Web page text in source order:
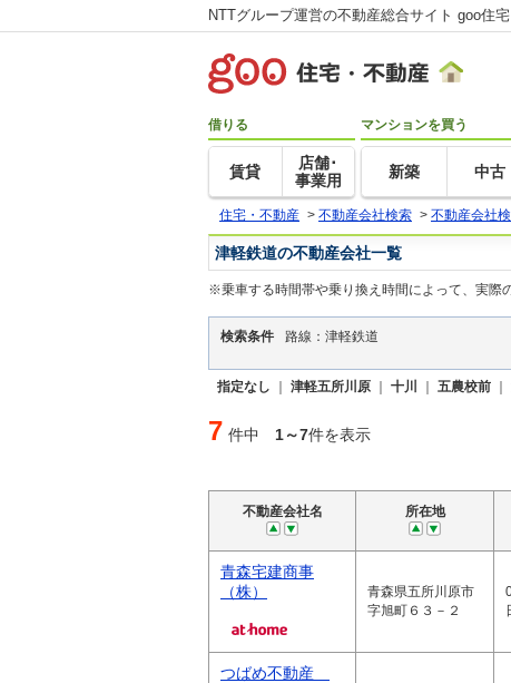
NTTグループ運営の不動産総合サイト goo住
借りる
賃貸
店舗･
事業用
マンションを買う
新築 中古
住宅・不動産 > 不動産会社検索 > 不動産会社検
津軽鉄道の不動産会社一覧
※乗車する時間帯や乗り換え時間によって、実際
検索条件 路線：津軽鉄道
指定なし ｜ 津軽五所川原 ｜ 十川 ｜ 五農校前 ｜
7 件中 1～7件を表示
不動産会社名 所在地
青森宅建商事
（株）
青森県五所川原市
字旭町６３－２
つばめ不動産